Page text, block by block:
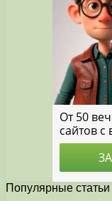
Популярные статьи